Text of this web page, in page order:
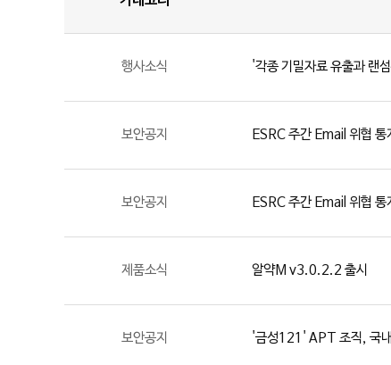
행사소식 '각종 기밀자료 유출과 랜
보안공지 ESRC 주간 Email 위협
보안공지 ESRC 주간 Email 위협
제품소식 알약M v3.0.2.2 출시
보안공지 '금성121' APT 조직, 국내